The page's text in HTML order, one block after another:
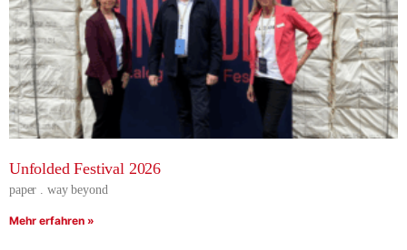
Unfolded Festival 2026
paper . way beyond
Mehr erfahren »